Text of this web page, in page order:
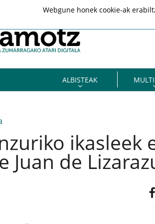
ALBISTEAK
ikasleek
Juan de
Webgune honek cookie-ak